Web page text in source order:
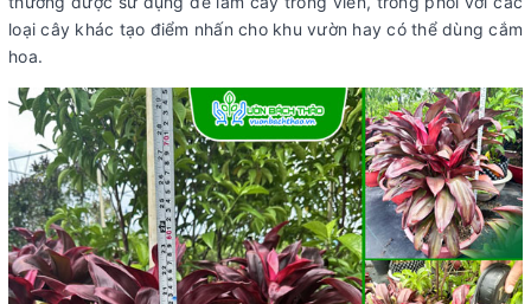
loại cây khác tạo điểm nhấn cho khu vườn hay có thể dùng cắm
hoa.